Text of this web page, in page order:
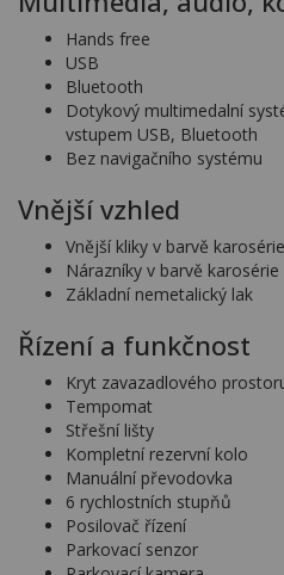
Hands free
USB
Bluetooth
Dotykový multimedalní
vstupem USB, Bluetooth
Bez navigačního systému
Vnější vzhled
Vnější kliky v barvě karosérie
Nárazníky v barvě karosérie
Základní nemetalický lak
Řízení a funkčnost
Kryt zavazadlového
Tempomat
Střešní lišty
Kompletní rezervní kolo
Manuální převodovka
6 rychlostních stupňů
Posilovač řízení
Parkovací senzor